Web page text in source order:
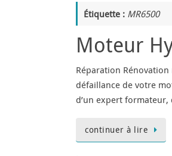
Étiquette : MR6500
Moteur
Réparation
défaillance de votre
d’un expert formateur,
continuer à lire